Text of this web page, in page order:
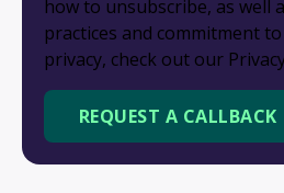
how to unsubscribe, as well
practices and commitment
privacy, check out our